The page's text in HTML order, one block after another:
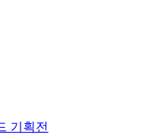
기획전